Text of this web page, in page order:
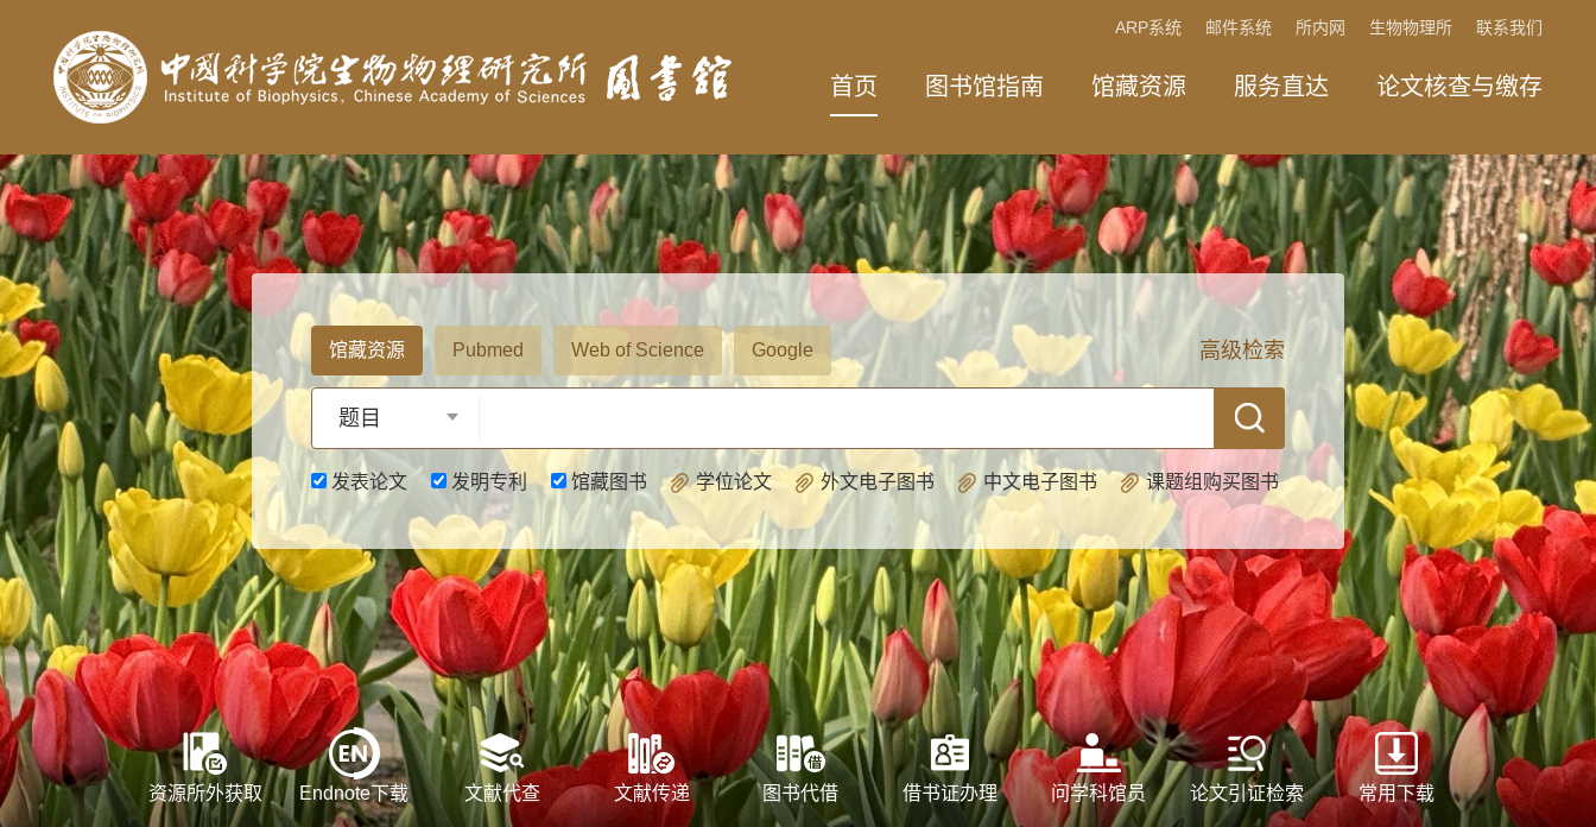
ARP系统 邮件系统 所内网 生物物理所 联系我们
首页 图书馆指南 馆藏资源 服务直达 论文核查与缴存
馆藏资源 Pubmed Web of Science Google 高级检索
题目
发表论文 发明专利 馆藏图书 学位论文 外文电子图书 中文电子图书 课题组购买图书
资源所外获取 Endnote下载 文献代查 文献传递 图书代借 借书证办理 问学科馆员 论文引证检索 常用下载